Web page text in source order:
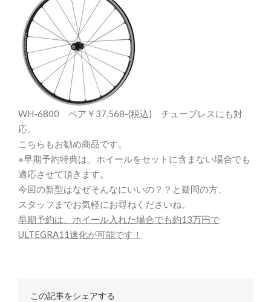
WH-6800 ペア￥37,568-(税込) チューブレスにも対
応。
こちらもお勧め商品です。
※早期予約特典は、ホイールをセットに含まない場合でも
適応させて頂きます。
今回の新型はなぜそんなにいいの？？と疑問の方、
スタッフまでお気軽にお尋ねくださいね。
早期予約は、ホイール入れた場合でも約13万円で
ULTEGRA11速化が可能です！
この記事をシェアする